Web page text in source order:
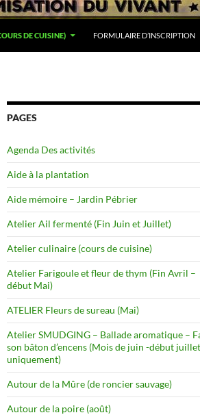
DE CUISINE) FORMULAIRE D’INSCRIPTION
PAGES
Agenda Des activités
Aide à la plantation
Aide mémoire – Jardin Pébrier
Atelier Ail fermenté (Fin Juin et Juillet)
Atelier culinaire (cours de cuisine)
Atelier Farigoule et fleur de thym (Fin Avril –
début Mai)
ATELIER Fleurs de sureau (Mai)
Atelier SMUDGING – Ballade aromatique –
son bâton d’encens (Mois de juin -début juillet
uniquement)
Autour de la Mûre (de roncier sauvage)
Autour de la poire (août)